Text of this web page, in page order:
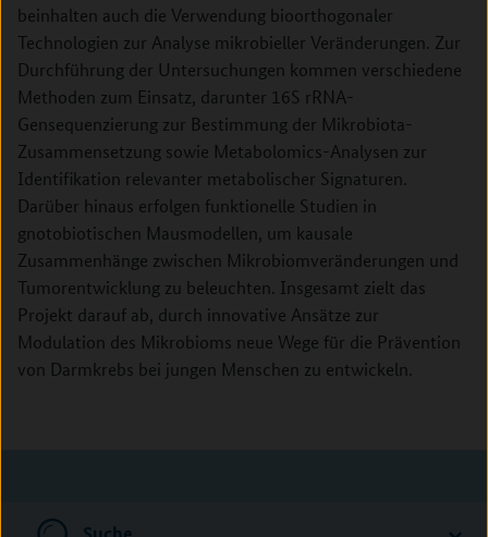
beinhalten auch die Verwendung bioorthogonaler
Technologien zur Analyse mikrobieller Veränderungen. Zur
Durchführung der Untersuchungen kommen verschiedene
Methoden zum Einsatz, darunter 16S rRNA-
Gensequenzierung zur Bestimmung der Mikrobiota-
Zusammensetzung sowie Metabolomics-Analysen zur
Identifikation relevanter metabolischer Signaturen.
Darüber hinaus erfolgen funktionelle Studien in
gnotobiotischen Mausmodellen, um kausale
Zusammenhänge zwischen Mikrobiomveränderungen und
Tumorentwicklung zu beleuchten. Insgesamt zielt das
Projekt darauf ab, durch innovative Ansätze zur
Modulation des Mikrobioms neue Wege für die Prävention
von Darmkrebs bei jungen Menschen zu entwickeln.